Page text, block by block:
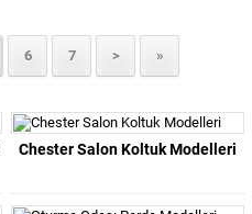
6 7 > »
Chester Salon Koltuk Modelleri